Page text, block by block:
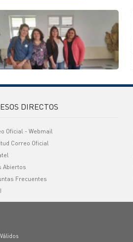
DIRECTOS
Oficial - Webmail
Correo Oficial
Abiertos
Frecuentes
Válidos